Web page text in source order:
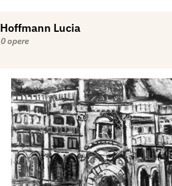
Hoffmann Lucia
0 opere